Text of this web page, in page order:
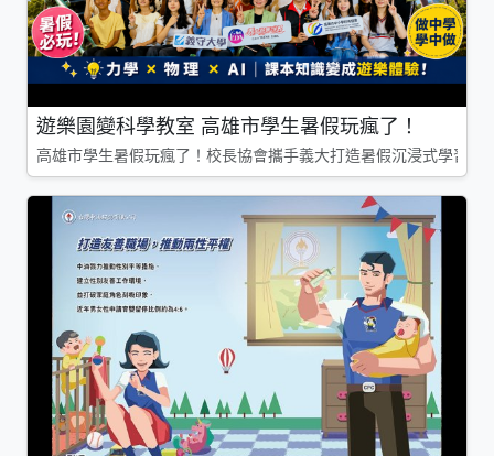
遊樂園變科學教室 高雄市學生暑假玩瘋了！
高雄市學生暑假玩瘋了！校長協會攜手義大打造暑假沉浸式學習基